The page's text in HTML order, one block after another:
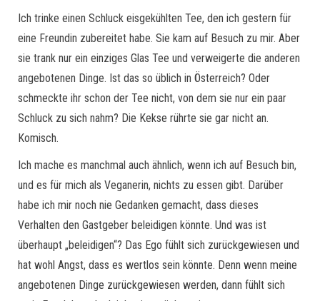
Ich trinke einen Schluck eisgekühlten Tee, den ich gestern für
eine Freundin zubereitet habe. Sie kam auf Besuch zu mir. Aber
sie trank nur ein einziges Glas Tee und verweigerte die anderen
angebotenen Dinge. Ist das so üblich in Österreich? Oder
schmeckte ihr schon der Tee nicht, von dem sie nur ein paar
Schluck zu sich nahm? Die Kekse rührte sie gar nicht an.
Komisch.
Ich mache es manchmal auch ähnlich, wenn ich auf Besuch bin,
und es für mich als Veganerin, nichts zu essen gibt. Darüber
habe ich mir noch nie Gedanken gemacht, dass dieses
Verhalten den Gastgeber beleidigen könnte. Und was ist
überhaupt „beleidigen“? Das Ego fühlt sich zurückgewiesen und
hat wohl Angst, dass es wertlos sein könnte. Denn wenn meine
angebotenen Dinge zurückgewiesen werden, dann fühlt sich